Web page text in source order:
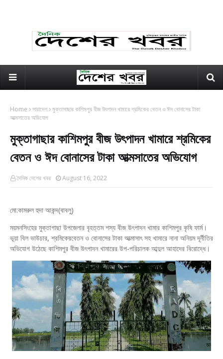
Home সারাদেশ মুক্তাগাছার কাশিমপুর বীজ উৎপাদন খামারে শ্রমিকের বেতন ও ঈদ বোনাসের টাকা
আত্মসাতের অভিযোগ
মুক্তাগাছার কাশিমপুর বীজ উৎপাদন খামারে শ্রমিকের
বেতন ও ঈদ বোনাসের টাকা আত্মসাতের অভিযোগ
দৈনিক দেশের খবর August 16, 2022
মো:কামরুল হুদা আকন্দ(বাবলু)
ময়মনসিংহের মুক্তাগাছা উপজেলার বৃহত্তম শস্য বীজ উৎপাদন খামার কাশিমপুর কৃষি ফার্ম।
ভূয়া বিল ভাউচার, শ্রমিকেরবেতন ও বোনাসের টাকা আত্মাসাৎ সহ খামারে নানা অনিয়ম দূর্নীতির
অভিযোগ উঠেছে কাশিমপুর বীজ উৎপাদন খামারের উপ-পরিচালক আব্দুল আহাদের বিরোদ্ধে।